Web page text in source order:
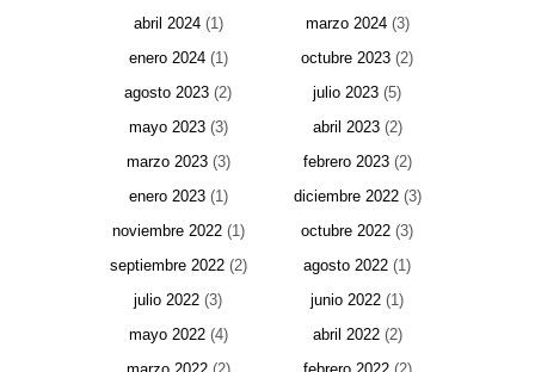
abril 2024(1) marzo 2024(3)
enero 2024(1) octubre 2023 (2)
agosto 2023 (2) julio 2023 (5)
mayo 2023(3) abril 2023(2)
marzo 2023(3) febrero 2023(2)
enero 2023(1) diciembre 2022(3)
noviembre 2022(1) octubre 2022 (3)
septiembre 2022(2) agosto 2022 (1)
julio 2022 (3) junio 2022 (1)
mayo 2022(4) abril 2022(2)